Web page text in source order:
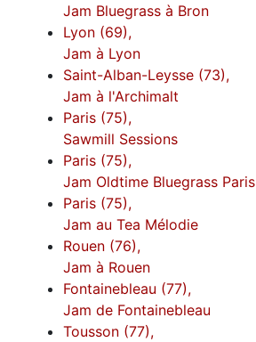
Jam Bluegrass à Bron
Lyon (69),
Jam à Lyon
Saint-Alban-Leysse (73),
Jam à l'Archimalt
Paris (75),
Sawmill Sessions
Paris (75),
Jam Oldtime Bluegrass Paris
Paris (75),
Jam au Tea Mélodie
Rouen (76),
Jam à Rouen
Fontainebleau (77),
Jam de Fontainebleau
Tousson (77),